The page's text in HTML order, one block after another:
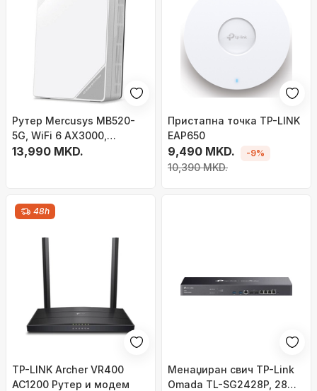
Рутер Mercusys MB520-
5G, WiFi 6 AX3000,
2.5Gbps, бел
13,990 MKD.
Пристапна точка TP-LINK
EAP650
9,490 MKD.
10,390 MKD.
-9%
48h
TP-LINK Archer VR400
AC1200 Рутер и модем
Менаџиран свич TP-Link
Omada TL-SG2428P, 28